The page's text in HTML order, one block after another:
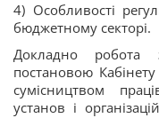
4) Особливості
бюджетному секторі.
Докладно робота
постановою
сумісництвом
установ і